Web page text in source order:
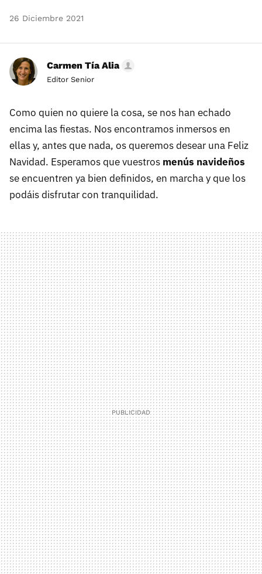
26 Diciembre 2021
Carmen Tía Alia
Editor Senior
Como quien no quiere la cosa, se nos han echado
encima las fiestas. Nos encontramos inmersos en
ellas y, antes que nada, os queremos desear una Feliz
Navidad. Esperamos que vuestros menús navideños
se encuentren ya bien definidos, en marcha y que los
podáis disfrutar con tranquilidad.